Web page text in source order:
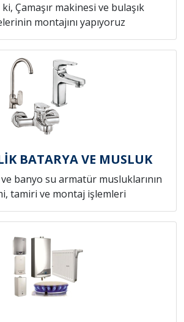
Çamaşır makinesi ve bulaşık
montajını yapıyoruz
BATARYA VE MUSLUK
banyo su armatür musluklarının
tamiri ve montaj işlemleri